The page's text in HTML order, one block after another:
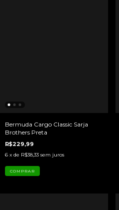
Bermuda Cargo Classic Sarja
Brothers Preta
R$229,99
6 x de R$38,33 sem juros
COMPRAR